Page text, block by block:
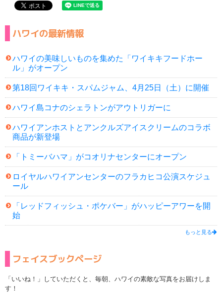
ハワイの最新情報
ハワイの美味しいものを集めた「ワイキキフードホー
ル」がオープン
第18回ワイキキ・スパムジャム、4月25日（土）に開催
ハワイ島コナのシェラトンがアウトリガーに
ハワイアンホストとアンクルズアイスクリームのコラボ
商品が新登場
「トミーバハマ」がコオリナセンターにオープン
ロイヤルハワイアンセンターのフラカヒコ公演スケジュ
ール
「レッドフィッシュ・ポケバー」がハッピーアワーを開
始
もっと見る
フェイスブックページ
「いいね！」していただくと、毎朝、ハワイの素敵な写真をお届けしま
す！